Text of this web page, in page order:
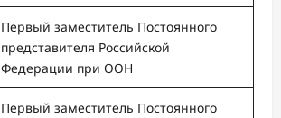
Первый заместитель Постоянного
представителя Российской
Федерации при ООН
Первый заместитель Постоянного